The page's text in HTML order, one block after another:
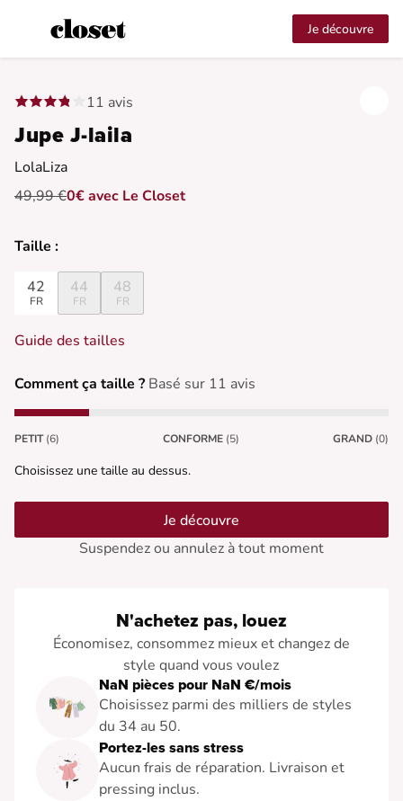
Je découvre
11 avis
Jupe J-laila
LolaLiza
49,99 €0€ avec Le Closet
Taille :
42
FR
44
FR
48
FR
Guide des tailles
Comment ça taille ? Basé sur 11 avis
PETIT (6) CONFORME (5) GRAND (0)
Choisissez une taille au dessus.
Je découvre
Suspendez ou annulez à tout moment
N'achetez pas, louez
Économisez, consommez mieux et changez de
style quand vous voulez
NaN pièces pour NaN €/mois
Choisissez parmi des milliers de styles
du 34 au 50.
Portez-les sans stress
Aucun frais de réparation. Livraison et
pressing inclus.